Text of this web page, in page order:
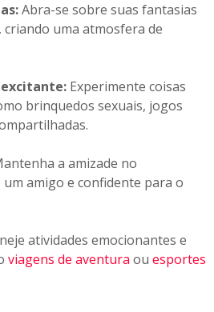
Abra-se sobre suas fantasias
uma atmosfera de
Experimente coisas
brinquedos sexuais, jogos
a amizade no
amigo e confidente para o
atividades emocionantes e
viagens de aventura ou esportes